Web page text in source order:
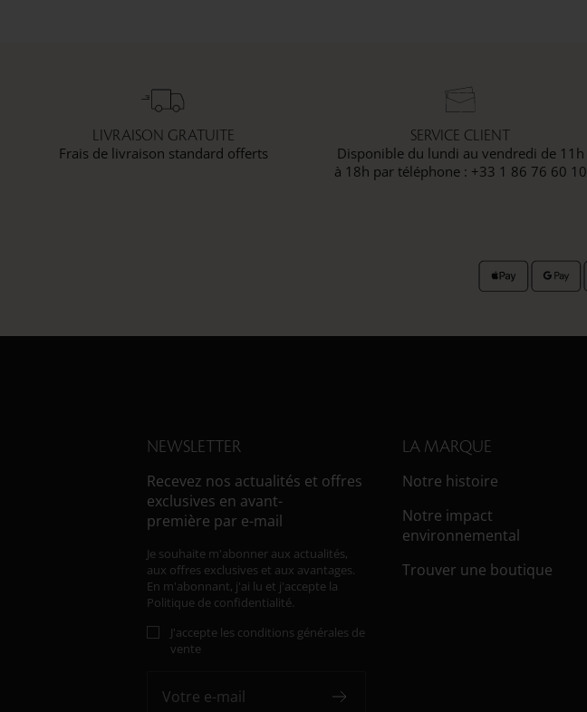
LIVRAISON GRATUITE
Frais de livraison standard offerts
SERVICE CLIENT
Disponible du lundi au vendredi de 11h
à 18h par téléphone : +33 1 86 76 60 10
NEWSLETTER
Recevez nos actualités et offres
exclusives en avant-
première par e-mail
Je souhaite m'abonner aux actualités,
aux offres exclusives et aux avantages.
En m'abonnant, j'ai lu et j'accepte la
Politique de confidentialité.
J'accepte les conditions générales de
vente
Votre e-mail
LA MARQUE
Notre histoire
Notre impact
environnemental
Trouver une boutique